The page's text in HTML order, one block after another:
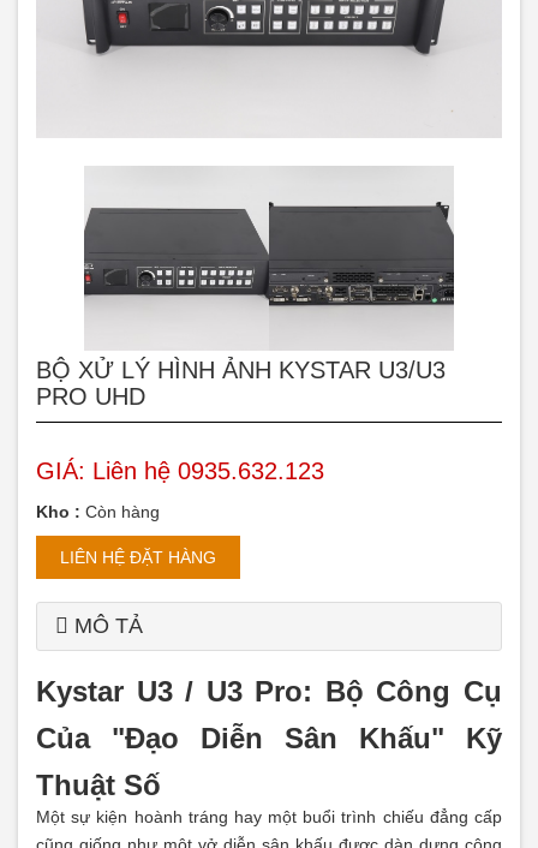
BỘ XỬ LÝ HÌNH ẢNH KYSTAR U3/U3
PRO UHD
GIÁ: Liên hệ 0935.632.123
Kho : Còn hàng
LIÊN HỆ ĐẶT HÀNG
MÔ TẢ
Kystar U3 / U3 Pro: Bộ Công Cụ
Của "Đạo Diễn Sân Khấu" Kỹ
Thuật Số
Một sự kiện hoành tráng hay một buổi trình chiếu đẳng cấp
cũng giống như một vở diễn sân khấu được dàn dựng công